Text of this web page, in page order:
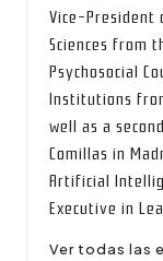
Vice-President
Sciences from
Psychosocial
Institutions
well as a
Comillas in
Artificial
Executive in
Ver todas las